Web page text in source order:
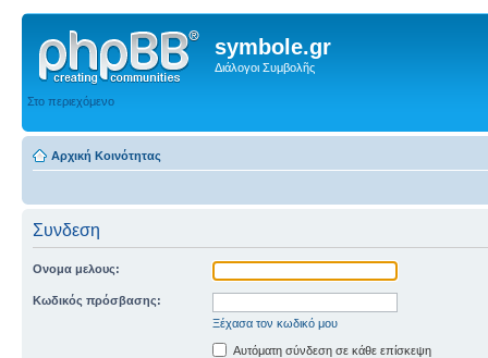
symbole.gr
Διάλογοι Συμβολῆς
Στο περιεχόμενο
Αρχική Κοινότητας
Συνδεση
Ονομα μελους:
Κωδικός πρόσβασης:
Ξέχασα τον κωδικό μου
Αυτόματη σύνδεση σε κάθε επίσκεψη